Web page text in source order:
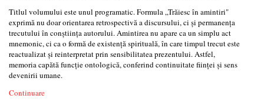
Titlul volumului este unul programatic. Formula „Trăiesc în amintiri"
exprimă nu doar orientarea retrospectivă a discursului, ci și permanența
trecutului în conștiința autorului. Amintirea nu apare ca un simplu act
mnemonic, ci ca o formă de existență spirituală, în care timpul trecut este
reactualizat și reinterpretat prin sensibilitatea prezentului. Astfel,
memoria capătă funcție ontologică, conferind continuitate ființei și sens
devenirii umane.
Continuare